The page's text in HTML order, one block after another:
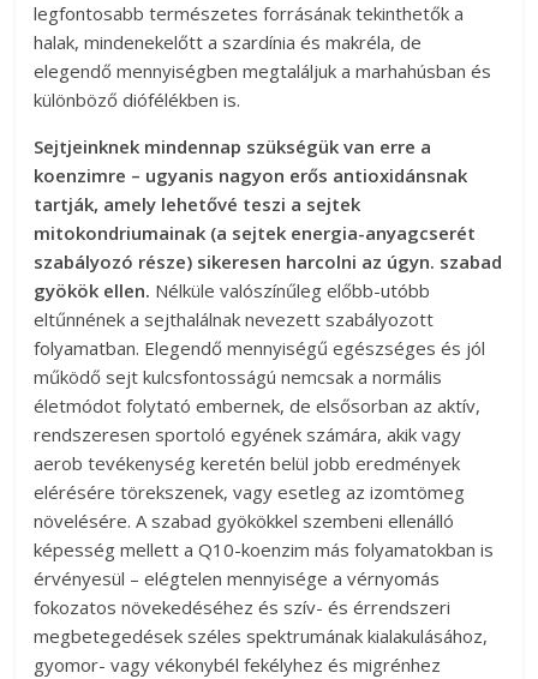
legfontosabb természetes forrásának tekinthetők a
halak, mindenekelőtt a szardínia és makréla, de
elegendő mennyiségben megtaláljuk a marhahúsban és
különböző diófélékben is.
Sejtjeinknek mindennap szükségük van erre a
koenzimre – ugyanis nagyon erős antioxidánsnak
tartják, amely lehetővé teszi a sejtek
mitokondriumainak (a sejtek energia-anyagcserét
szabályozó része) sikeresen harcolni az úgyn. szabad
gyökök ellen. Nélküle valószínűleg előbb-utóbb
eltűnnének a sejthalálnak nevezett szabályozott
folyamatban. Elegendő mennyiségű egészséges és jól
működő sejt kulcsfontosságú nemcsak a normális
életmódot folytató embernek, de elsősorban az aktív,
rendszeresen sportoló egyének számára, akik vagy
aerob tevékenység keretén belül jobb eredmények
elérésére törekszenek, vagy esetleg az izomtömeg
növelésére. A szabad gyökökkel szembeni ellenálló
képesség mellett a Q10-koenzim más folyamatokban is
érvényesül – elégtelen mennyisége a vérnyomás
fokozatos növekedéséhez és szív- és érrendszeri
megbetegedések széles spektrumának kialakulásához,
gyomor- vagy vékonybél fekélyhez és migrénhez